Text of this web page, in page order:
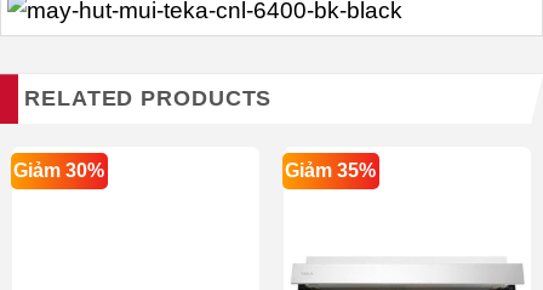
RELATED PRODUCTS
Giảm 30% Giảm 35%